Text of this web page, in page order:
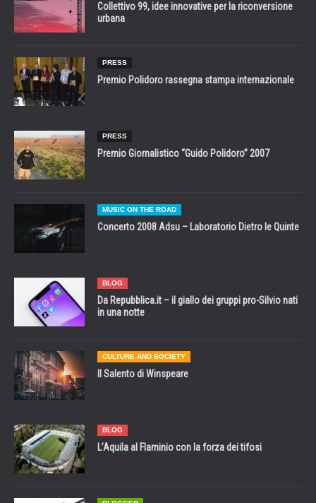
Collettivo 99, idee innovative per la riconversione
urbana
PRESS
Premio Polidoro rassegna stampa internazionale
PRESS
Premio Giornalistico “Guido Polidoro” 2007
MUSIC ON THE ROAD
Concerto 2008 Adsu – Laboratorio Dietro le Quinte
BLOG
Da Repubblica.it – il giallo dei gruppi pro-Silvio nati
in una notte
CULTURE AND SOCIETY
Il Salento di Winspeare
BLOG
L’Aquila al Flaminio con la forza dei tifosi